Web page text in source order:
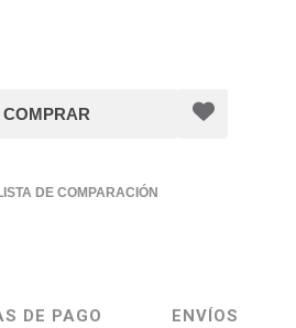
DE COMPARACIÓN
DE PAGO ENVÍOS